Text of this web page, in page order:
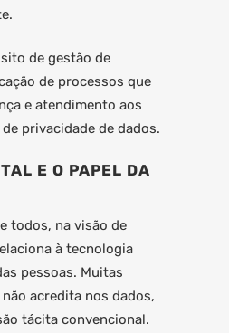
de gestão de
de processos que
e atendimento aos
privacidade de dados.
E O PAPEL DA
todos, na visão de
à tecnologia
pessoas. Muitas
acredita nos dados,
tácita convencional.